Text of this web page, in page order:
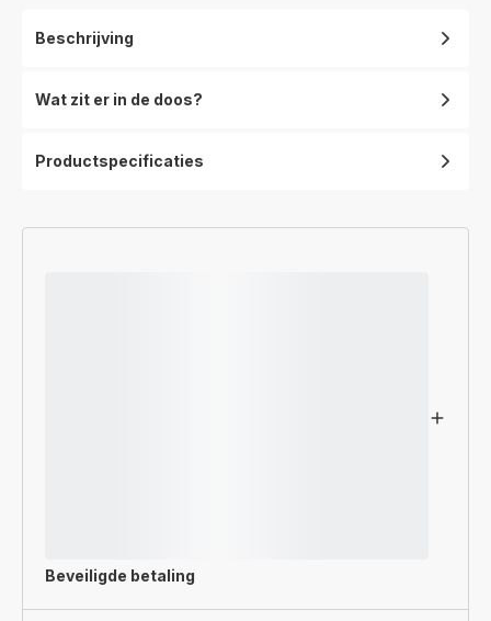
Beschrijving
Wat zit er in de doos?
Productspecificaties
Beveiligde betaling